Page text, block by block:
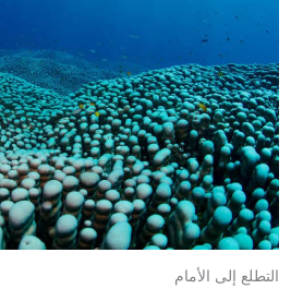
التطلع إلى الأمام